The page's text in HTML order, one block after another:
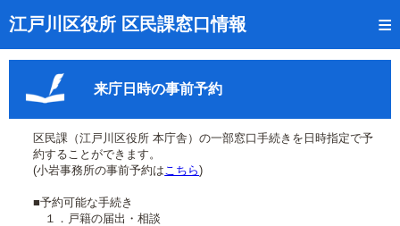
江戸川区役所 区民課窓口情報
トップページ
受付番号の呼出状況確認
証明書の交付状況確認
呼出状況のメール通知登録
来庁日時の事前予約
来庁日時の事前予約
区民課（江戸川区役所 本庁舎）の一部窓口手続きを日時指定で予
約することができます。
(小岩事務所の事前予約はこちら)
■予約可能な手続き
１．戸籍の届出・相談